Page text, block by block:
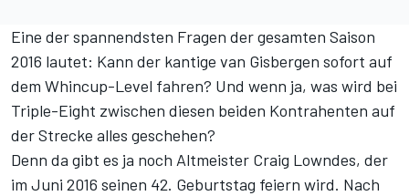
Eine der spannendsten Fragen der gesamten Saison
2016 lautet: Kann der kantige van Gisbergen sofort auf
dem Whincup-Level fahren? Und wenn ja, was wird bei
Triple-Eight zwischen diesen beiden Kontrahenten auf
der Strecke alles geschehen?
Denn da gibt es ja noch Altmeister Craig Lowndes, der
im Juni 2016 seinen 42. Geburtstag feiern wird. Nach